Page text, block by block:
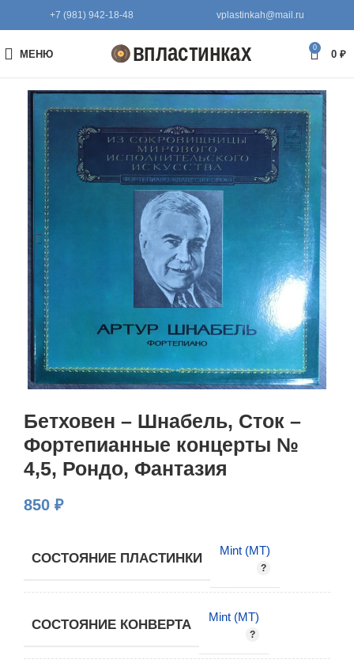
+7 (981) 942-18-48 vplastinkah@mail.ru
МЕНЮ
0
0 ₽
Бетховен – Шнабель, Сток –
Фортепианные концерты №
4,5, Рондо, Фантазия
850 ₽
СОСТОЯНИЕ ПЛАСТИНКИ
Mint (MT)
СОСТОЯНИЕ КОНВЕРТА
Mint (MT)